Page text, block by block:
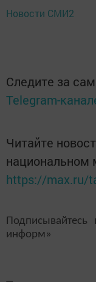
Новости СМИ2
Следите за
Telegram-
Читайте
национальном
https://max.ru/
информ»